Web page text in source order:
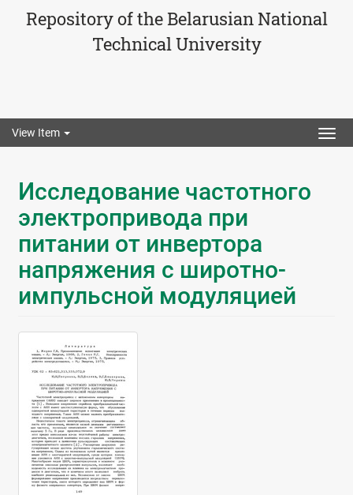
Repository of the Belarusian National
Technical University
View Item
Исследование частотного
электропривода при
питании от инвертора
напряжения с широтно-
импульсной модуляцией